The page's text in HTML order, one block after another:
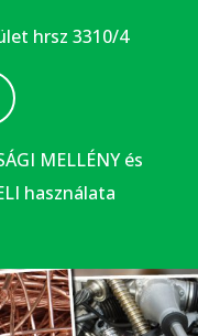
hrsz 3310/4
MELLÉNY és
használata